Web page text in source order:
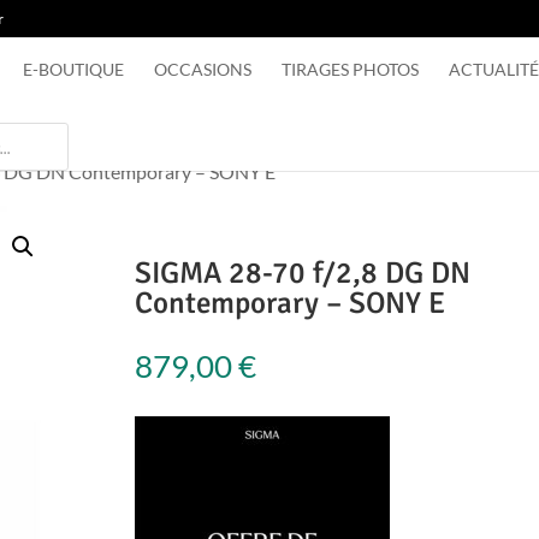
E-BOUTIQUE OCCASIONS TIRAGES PHOTOS
DN Contemporary – SONY E
SIGMA 28-70 f/2,8 DG DN
Contemporary – SONY E
879,00€